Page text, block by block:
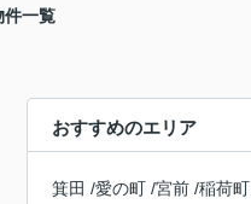
件一覧
おすすめのエリア
箕田 /愛の町 /宮前 /稲荷町